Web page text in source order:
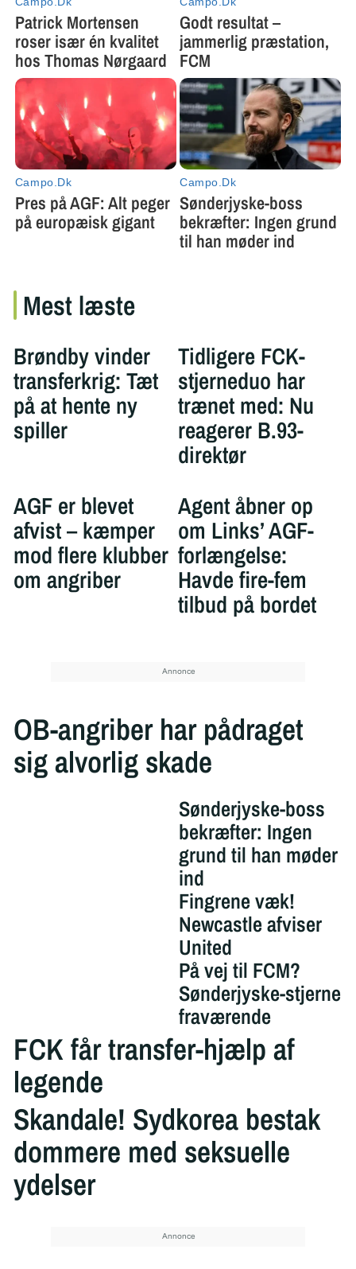
Mest læste
Brøndby vinder
transferkrig: Tæt
på at hente ny
spiller
Tidligere FCK-
stjerneduo har
trænet med: Nu
reagerer B.93-
direktør
AGF er blevet
afvist – kæmper
mod flere klubber
om angriber
Agent åbner op
om Links’ AGF-
forlængelse:
Havde fire-fem
tilbud på bordet
OB-angriber har pådraget
sig alvorlig skade
Sønderjyske-boss
bekræfter: Ingen
grund til han møder
ind
Fingrene væk!
Newcastle afviser
United
På vej til FCM?
Sønderjyske-stjerne
fraværende
FCK får transfer-hjælp af
legende
Skandale! Sydkorea bestak
dommere med seksuelle
ydelser